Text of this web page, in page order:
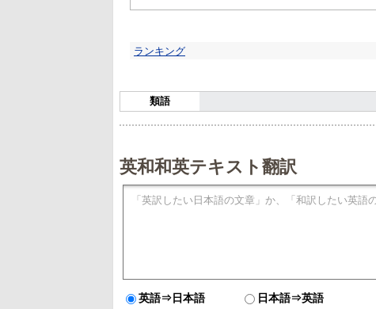
ランキング
類語
英和和英テキスト翻訳
英語⇒日本語 日本語⇒英語